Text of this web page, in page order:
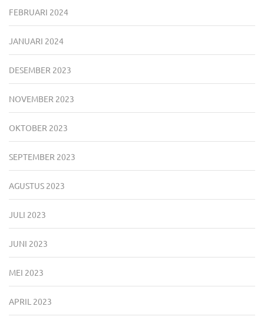
FEBRUARI 2024
JANUARI 2024
DESEMBER 2023
NOVEMBER 2023
OKTOBER 2023
SEPTEMBER 2023
AGUSTUS 2023
JULI 2023
JUNI 2023
MEI 2023
APRIL 2023